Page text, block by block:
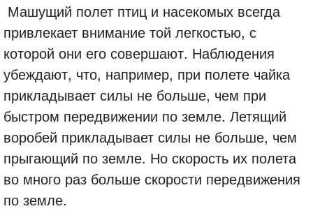
Машущий полет птиц и насекомых всегда
привлекает внимание той легкостью, с
которой они его совершают. Наблюдения
убеждают, что, например, при полете чайка
прикладывает силы не больше, чем при
быстром передвижении по земле. Летящий
воробей прикладывает силы не больше, чем
прыгающий по земле. Но скорость их полета
во много раз больше скорости передвижения
по земле.